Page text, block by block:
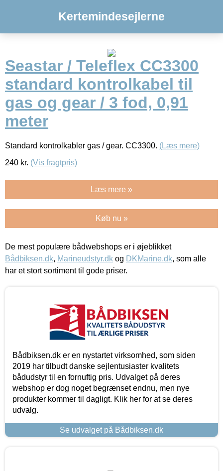
Kertemindesejlerne
Seastar / Teleflex CC3300
standard kontrolkabel til
gas og gear / 3 fod, 0,91
meter
Standard kontrolkabler gas / gear. CC3300. (Læs mere)
240 kr. (Vis fragtpris)
Læs mere »
Køb nu »
De mest populære bådwebshops er i øjeblikket
Bådbiksen.dk, Marineudstyr.dk og DKMarine.dk, som alle
har et stort sortiment til gode priser.
Bådbiksen.dk er en nystartet virksomhed, som siden
2019 har tilbudt danske sejlentusiaster kvalitets
bådudstyr til en fornuftig pris. Udvalget på deres
webshop er dog noget begrænset endnu, men nye
produkter kommer til dagligt. Klik her for at se deres
udvalg.
Se udvalget på Bådbiksen.dk